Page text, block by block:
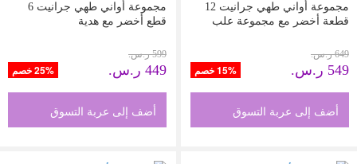
مجموعة أواني طهي جرانيت 12
قطعة أخضر مع مجموعة علب
549 ر.س.‏
649 ر.س.‏
15% خصم
أضف إلى عربة التسوق
مجموعة أواني طهي جرانيت 6
قطع أخضر مع هدية
449 ر.س.‏
599 ر.س.‏
25% خصم
أضف إلى عربة التسوق